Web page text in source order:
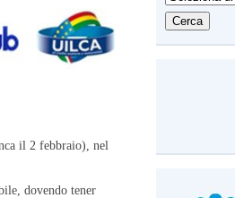
il 2 febbraio), nel
dovendo tener